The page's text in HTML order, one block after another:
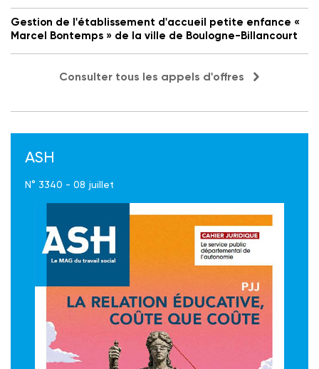
Gestion de l'établissement d'accueil petite enfance «
Marcel Bontemps » de la ville de Boulogne-Billancourt
Consulter tous les appels d'offres
ASH
N° 3340 - 08 juillet